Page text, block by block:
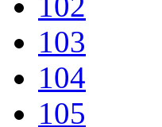
103
104
105